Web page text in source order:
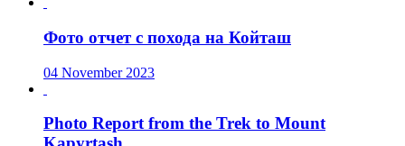
Фото отчет с похода на Койташ
04 November 2023
Photo Report from the Trek to Mount